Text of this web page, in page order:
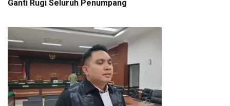
Ganti Rugi Seluruh Penumpang